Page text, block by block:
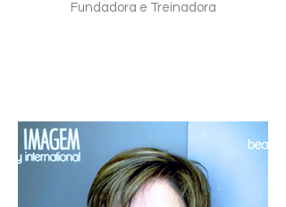
Fundadora e Treinadora